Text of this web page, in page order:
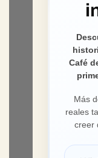
Café
Más
reales
creer